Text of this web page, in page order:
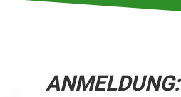
ANMELDUNG: